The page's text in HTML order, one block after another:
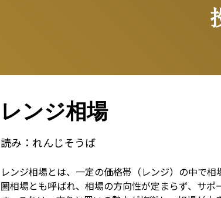
レンジ相場
読み： れんじそうば
レンジ相場とは、一定の価格帯（レンジ）の中で
圏相場とも呼ばれ、相場の方向性が定まらず、サ